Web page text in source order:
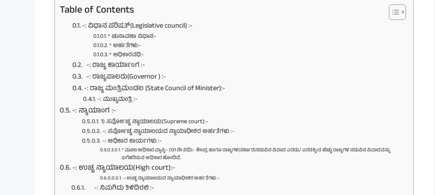
Table of Contents
-: ವಿಧಾನ ಪರಿಷತ್(Legislative council) :-
* ಚುನಾವಣಾ ವಿಧಾನ:-
* ಅರ್ಹತೆಗಳು:-
* ಅಧಿಕಾರವಧಿ:-
-: ರಾಜ್ಯ ಕಾರ್ಯಾಂಗ :-
-: ರಾಜ್ಯಪಾಲರು(Governor ) :-
-: ರಾಜ್ಯ ಮಂತ್ರಿಮಂಡಲ (State Council of Minister):-
-: ಮುಖ್ಯಮಂತ್ರಿ :-
-: ನ್ಯಾಯಾಂಗ :-
1) ಸರ್ವೋಚ್ಚ ನ್ಯಾಯಾಲಯ(Supreme court):-
-: ಸರ್ವೋಚ್ಚ ನ್ಯಾಯಾಲಯದ ನ್ಯಾಯಾಧೀಶರ ಅರ್ಹತೆಗಳು :-
-: ಅಧಿಕಾರ ಕಾರ್ಯಗಳು :-
* ಮೂಲ ಅಧಿಕಾರ ವ್ಯಾಪ್ತಿ:- (131 ನೇ ವಿಧಿ):- ಕೇಂದ್ರ ಹಾಗೂ ರಾಜ್ಯಗಳ(ಸರ್ಕಾರ)ನಡುವಿನ ವಿವಾದ ಎರಡು/ ಎರಡಕ್ಕಿಂತ ಹೆಚ್ಚು ರಾಜ್ಯಗಳ ನಡುವಿನ ವಿವಾದವನ್ನು
ಬಗೆಹರಿಸುವ ಅಧಿಕಾರ ಹೊಂದಿದೆ.
-: ಉಚ್ಚ ನ್ಯಾಯಾಲಯ(High court):-
-: ಉಚ್ಚ ನ್ಯಾಯಾಲಯದ ನ್ಯಾಯಾಧೀಶರ ಅರ್ಹತೆಗಳು :-
-: ನಿಮಗಿದು ತಿಳಿದಿರಲಿ :-